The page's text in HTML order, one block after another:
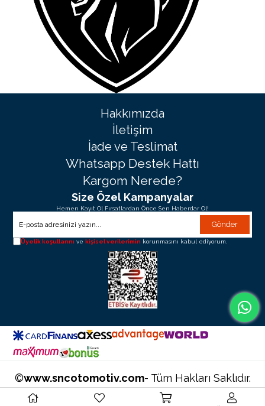
Hakkımızda
İletişim
İade ve Teslimat
Whatsapp Destek Hattı
Kargom Nerede?
Size Özel Kampanyalar
Hemen Kayıt Ol Fırsatlardan Önce Sen Haberdar Ol!
Gönder
Üyelik koşullarını vekişisel verilerimin korunmasını kabul ediyorum.
©www.sncotomotiv.com- Tüm Hakları Saklıdır.